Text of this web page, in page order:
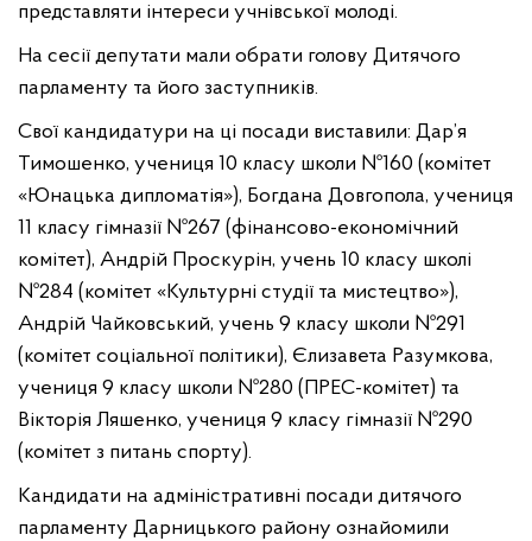
представляти інтереси учнівської молоді.
На сесії депутати мали обрати голову Дитячого
парламенту та його заступників.
Свої кандидатури на ці посади виставили: Дар’я
Тимошенко, учениця 10 класу школи №160 (комітет
«Юнацька дипломатія»), Богдана Довгопола, учениця
11 класу гімназії №267 (фінансово-економічний
комітет), Андрій Проскурін, учень 10 класу школі
№284 (комітет «Культурні студії та мистецтво»),
Андрій Чайковський, учень 9 класу школи №291
(комітет соціальної політики), Єлизавета Разумкова,
учениця 9 класу школи №280 (ПРЕС-комітет) та
Вікторія Ляшенко, учениця 9 класу гімназії №290
(комітет з питань спорту).
Кандидати на адміністративні посади дитячого
парламенту Дарницького району ознайомили